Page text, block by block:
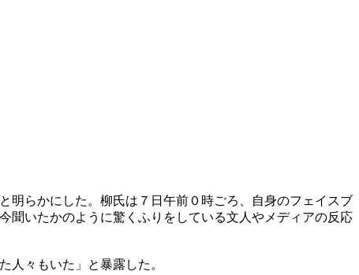
明らかにした。柳氏は７日午前０時ごろ、自身のフェイスブ
いたかのように驚くふりをしている文人やメディアの反応
人々もいた」と暴露した。